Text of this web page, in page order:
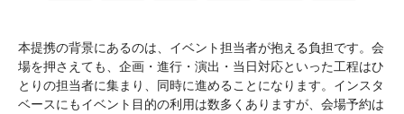
本提携の背景にあるのは、イベント担当者が抱える負担です。会
場を押さえても、企画・進行・演出・当日対応といった工程はひ
とりの担当者に集まり、同時に進めることになります。インスタ
ベースにもイベント目的の利用は数多くありますが、会場予約は